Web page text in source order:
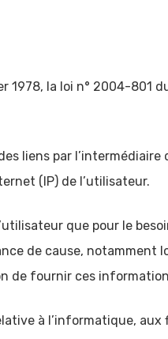
la loi n° 2004-801
liens par
(IP) de l’utilisateur.
que pour le
de cause, notamment
de fournir ces
à l’informatique,